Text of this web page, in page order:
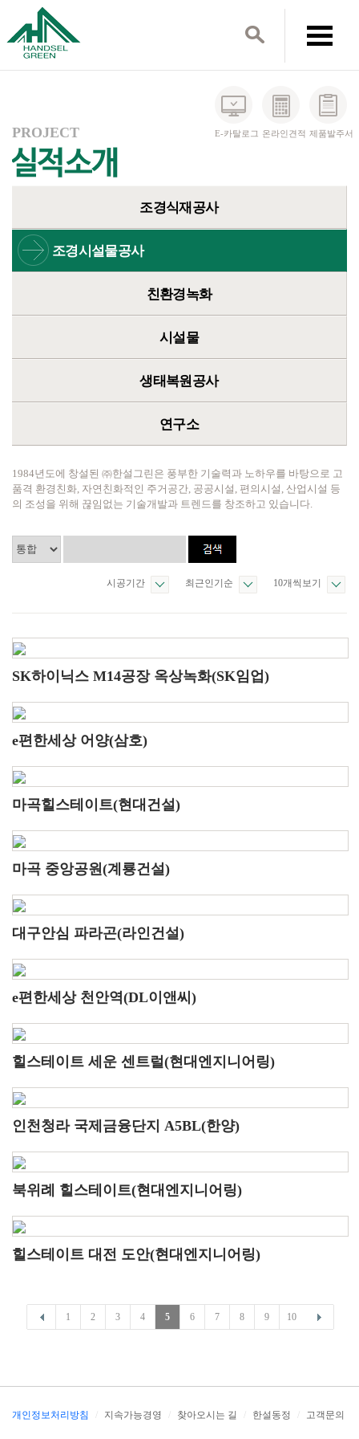
E-카탈로그 온라인견적 제품발주서
PROJECT
조경식재공사
조경시설물공사
친환경녹화
시설물
생태복원공사
연구소
1984년도에 창설된 ㈜한설그린은 풍부한 기술력과 노하우를 바탕으로 고
품격 환경친화, 자연친화적인 주거공간, 공공시설, 편의시설, 산업시설 등
의 조성을 위해 끊임없는 기술개발과 트렌드를 창조하고 있습니다.
10개씩보기
최근인기순
시공기간
SK하이닉스 M14공장 옥상녹화(SK임업)
e편한세상 어양(삼호)
마곡힐스테이트(현대건설)
마곡 중앙공원(계룡건설)
대구안심 파라곤(라인건설)
e편한세상 천안역(DL이앤씨)
힐스테이트 세운 센트럴(현대엔지니어링)
인천청라 국제금융단지 A5BL(한양)
북위례 힐스테이트(현대엔지니어링)
힐스테이트 대전 도안(현대엔지니어링)
1 2 3 4 5 6 7 8 9 10
개인정보처리방침 지속가능경영 찾아오시는 길 한설동정 고객문의